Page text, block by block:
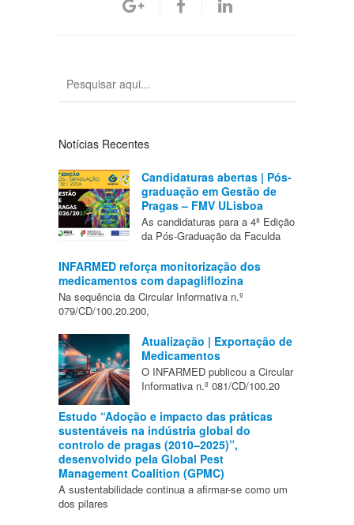
Notícias Recentes
Candidaturas abertas | Pós-
graduação em Gestão de
Pragas – FMV ULisboa
As candidaturas para a 4ª Edição
da Pós-Graduação da Faculda
INFARMED reforça monitorização dos
medicamentos com dapagliflozina
Na sequência da Circular Informativa n.º
079/CD/100.20.200,
Atualização | Exportação de
Medicamentos
O INFARMED publicou a Circular
Informativa n.º 081/CD/100.20
Estudo “Adoção e impacto das práticas
sustentáveis na indústria global do
controlo de pragas (2010–2025)”,
desenvolvido pela Global Pest
Management Coalition (GPMC)
A sustentabilidade continua a afirmar-se como um
dos pilares